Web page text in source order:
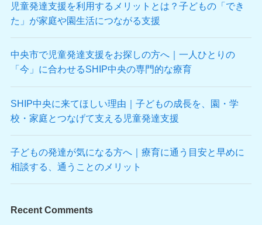
児童発達支援を利用するメリットとは？子どもの「でき
た」が家庭や園生活につながる支援
中央市で児童発達支援をお探しの方へ｜一人ひとりの
「今」に合わせるSHIP中央の専門的な療育
SHIP中央に来てほしい理由｜子どもの成長を、園・学
校・家庭とつなげて支える児童発達支援
子どもの発達が気になる方へ｜療育に通う目安と早めに
相談する、通うことのメリット
Recent Comments